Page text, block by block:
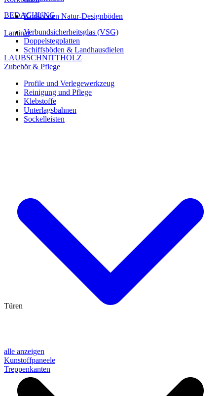
BEDACHUNG
Verbundsicherheitsglas (VSG)
Doppelstegplatten
LAUBSCHNITTHOLZ
Korkböden Natur-Designböden
Laminat
Schiffsböden & Landhausdielen
Zubehör & Pflege
Profile und Verlegewerkzeug
Reinigung und Pflege
Klebstoffe
Unterlagsbahnen
Sockelleisten
alle anzeigen
Kunstoffpaneele
Treppenkanten
Türen